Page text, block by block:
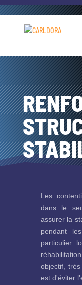
Les
dans le
assurer la
pendant
particulier
objectif,
est d'éviter